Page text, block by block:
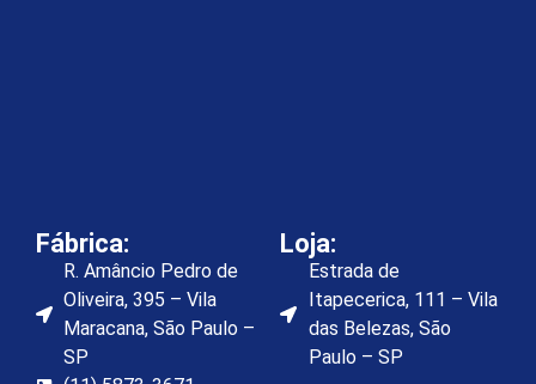
Fábrica:
R. Amâncio Pedro de
Oliveira, 395 – Vila
Maracana, São Paulo –
SP
Loja:
Estrada de
Itapecerica, 111 – Vila
das Belezas, São
Paulo – SP